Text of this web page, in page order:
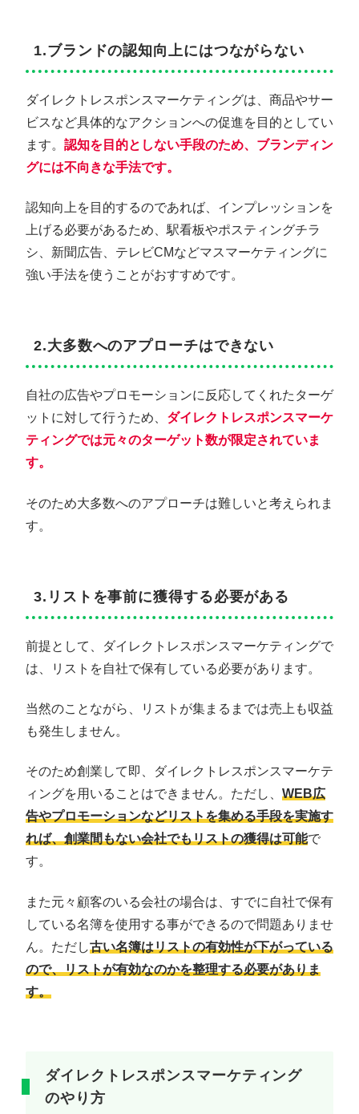
1.ブランドの認知向上にはつながらない
ダイレクトレスポンスマーケティングは、商品やサー
ビスなど具体的なアクションへの促進を目的としてい
ます。 認知を目的としない手段のため、ブランディン
グには不向きな手法です。
認知向上を目的するのであれば、インプレッションを
上げる必要があるため、駅看板やポスティングチラ
シ、新聞広告、テレビCMなどマスマーケティングに
強い手法を使うことがおすすめです。
2.大多数へのアプローチはできない
自社の広告やプロモーションに反応してくれたターゲ
ットに対して行うため、 ダイレクトレスポンスマーケ
ティングでは元々のターゲット数が限定されていま
す。
そのため大多数へのアプローチは難しいと考えられま
す。
3.リストを事前に獲得する必要がある
前提として、ダイレクトレスポンスマーケティングで
は、リストを自社で保有している必要があります。
当然のことながら、リストが集まるまでは売上も収益
も発生しません。
そのため創業して即、ダイレクトレスポンスマーケテ
ィングを用いることはできません。ただし、 WEB広
告やプロモーションなどリストを集める手段を実施す
れば、創業間もない会社でもリストの獲得は可能で
す。
また元々顧客のいる会社の場合は、すでに自社で保有
している名簿を使用する事ができるので問題ありませ
ん。ただし古い名簿はリストの有効性が下がっている
ので、リストが有効なのかを整理する必要がありま
す。
ダイレクトレスポンスマーケティング
のやり方